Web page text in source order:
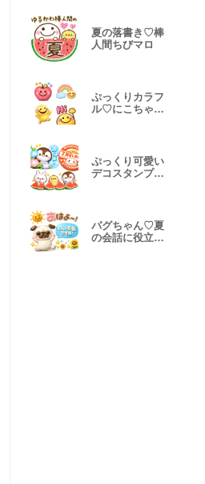
夏の落書き♡棒
人間ちびマロ
ぷっくりカラフ
ル♡にこちゃん
ぷっくり可愛い
デコスタンプ♡
パグちゃん♡夏
の会話に役立つ